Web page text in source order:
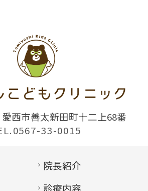
愛西市善太新田町十二上68番
33-0015
院長紹介
診療内容